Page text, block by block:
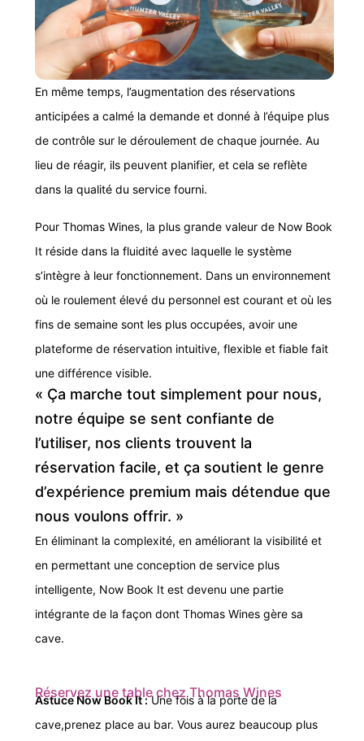
En même temps, l’augmentation des réservations
anticipées a calmé la demande et donné à l’équipe plus
de contrôle sur le déroulement de chaque journée. Au
lieu de réagir, ils peuvent planifier, et cela se reflète
dans la qualité du service fourni.
Pour Thomas Wines, la plus grande valeur de Now Book
It réside dans la fluidité avec laquelle le système
s’intègre à leur fonctionnement. Dans un environnement
où le roulement élevé du personnel est courant et où les
fins de semaine sont les plus occupées, avoir une
plateforme de réservation intuitive, flexible et fiable fait
une différence visible.
« Ça marche tout simplement pour nous,
notre équipe se sent confiante de
l’utiliser, nos clients trouvent la
réservation facile, et ça soutient le genre
d’expérience premium mais détendue que
nous voulons offrir. »
En éliminant la complexité, en améliorant la visibilité et
en permettant une conception de service plus
intelligente, Now Book It est devenu une partie
intégrante de la façon dont Thomas Wines gère sa
cave.
Réservez une table chez Thomas Wines
Astuce Now Book It :Une fois à la porte de la
cave,prenez place au bar. Vous aurez beaucoup plus